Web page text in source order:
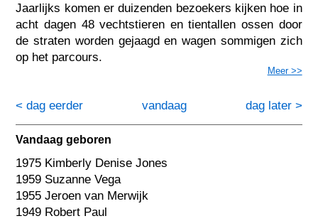
Jaarlijks komen er duizenden bezoekers kijken hoe in
acht dagen 48 vechtstieren en tientallen ossen door
de straten worden gejaagd en wagen sommigen zich
op het parcours.
Meer >>
< dag eerder dag later >
vandaag
Vandaag geboren
1975 Kimberly Denise Jones
1959 Suzanne Vega
1955 Jeroen van Merwijk
1949 Robert Paul